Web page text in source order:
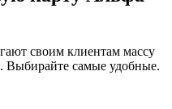
своим клиентам массу
Выбирайте самые удобные.